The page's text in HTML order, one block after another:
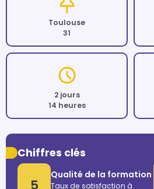
Toulouse
31
2 jours
14 heures
Chiffres clés
5
Qualité de la formation
Taux de satisfaction à